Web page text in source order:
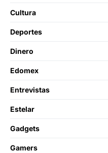
Cultura
Deportes
Dinero
Edomex
Entrevistas
Estelar
Gadgets
Gamers